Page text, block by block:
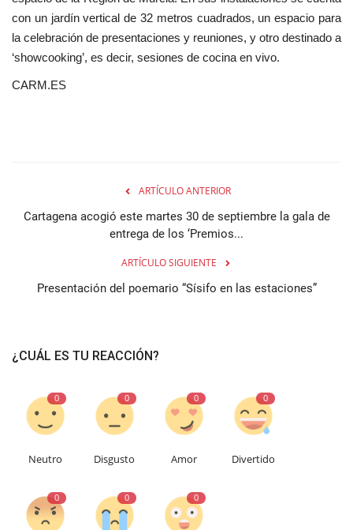
con un jardín vertical de 32 metros cuadrados, un espacio para
la celebración de presentaciones y reuniones, y otro destinado a
‘showcooking’, es decir, sesiones de cocina en vivo.
CARM.ES
ARTÍCULO ANTERIOR
Cartagena acogió este martes 30 de septiembre la gala de
entrega de los ‘Premios...
ARTÍCULO SIGUIENTE
Presentación del poemario “Sísifo en las estaciones”
¿CUÁL ES TU REACCIÓN?
0
Neutro
0
Disgusto
0
Amor
0
Divertido
0 0 0